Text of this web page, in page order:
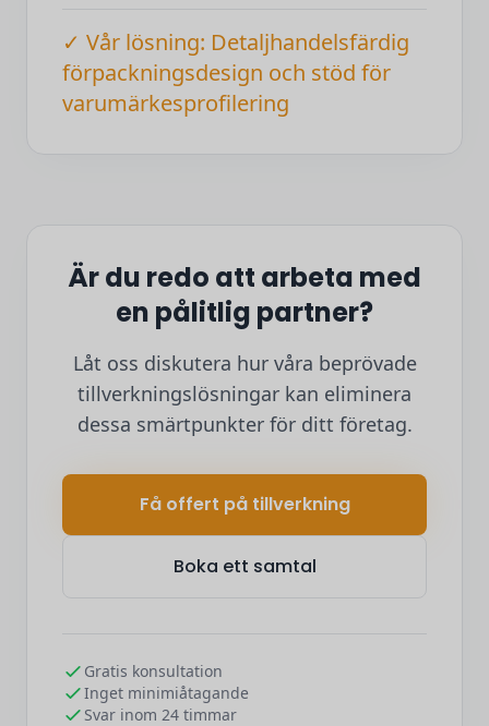
✓ Vår lösning: Detaljhandelsfärdig
förpackningsdesign och stöd för
varumärkesprofilering
Är du redo att arbeta med
en pålitlig partner?
Låt oss diskutera hur våra beprövade
tillverkningslösningar kan eliminera
dessa smärtpunkter för ditt företag.
Få offert på tillverkning
Boka ett samtal
Gratis konsultation
Inget minimiåtagande
Svar inom 24 timmar